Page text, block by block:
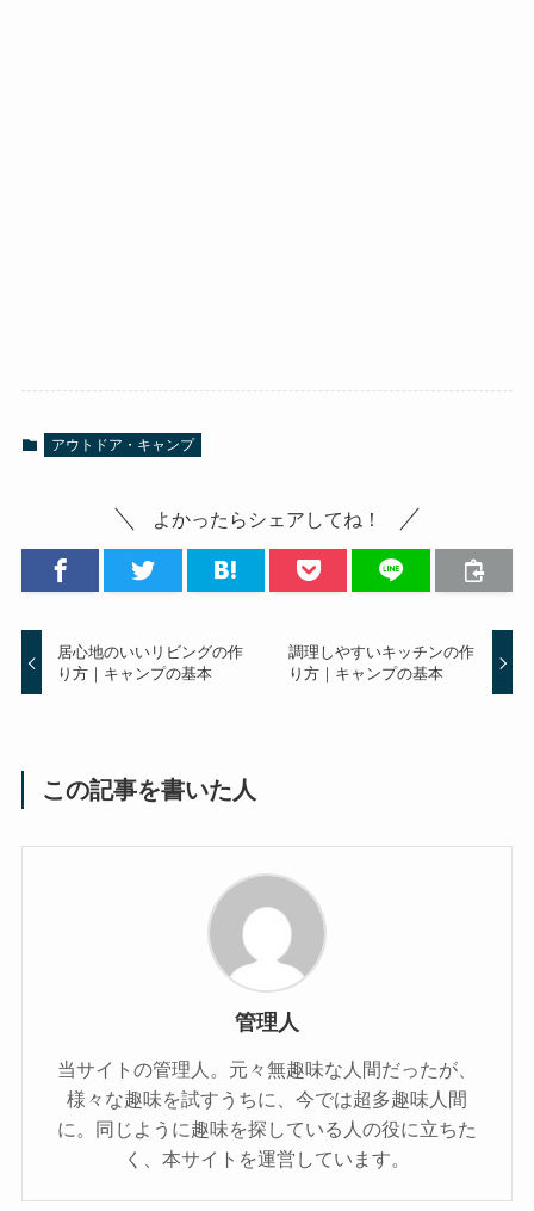
アウトドア・キャンプ
よかったらシェアしてね！
居心地のいいリビングの作
り方｜キャンプの基本
調理しやすいキッチンの作
り方｜キャンプの基本
この記事を書いた人
管理人
当サイトの管理人。元々無趣味な人間だったが、
様々な趣味を試すうちに、今では超多趣味人間
に。同じように趣味を探している人の役に立ちた
く、本サイトを運営しています。